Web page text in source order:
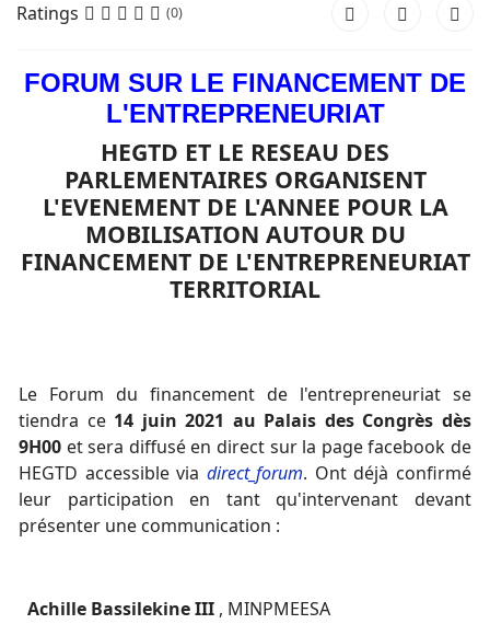
Ratings (0)
FORUM SUR LE FINANCEMENT DE
L'ENTREPRENEURIAT
HEGTD ET LE RESEAU DES
PARLEMENTAIRES ORGANISENT
L'EVENEMENT DE L'ANNEE POUR LA
MOBILISATION AUTOUR DU
FINANCEMENT DE L'ENTREPRENEURIAT
TERRITORIAL
Le Forum du financement de l'entrepreneuriat se
tiendra ce 14 juin 2021 au Palais des Congrès dès
9H00 et sera diffusé en direct sur la page facebook de
HEGTD accessible via direct_forum. Ont déjà confirmé
leur participation en tant qu'intervenant devant
présenter une communication :
Achille Bassilekine III , MINPMEESA